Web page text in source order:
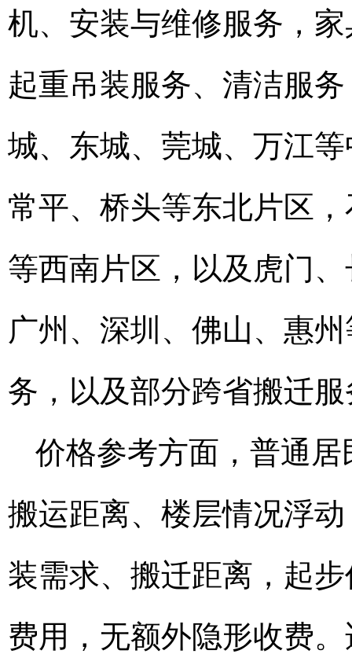
机、安装与维修服务，
起重吊装服务、清洁服
城、东城、莞城、万江
常平、桥头等东北片区
等西南片区，以及虎门
广州、深圳、佛山、惠
务，以及部分跨省搬迁
价格参考方面，普通
搬运距离、楼层情况浮
装需求、搬迁距离，起
费用，无额外隐形收费